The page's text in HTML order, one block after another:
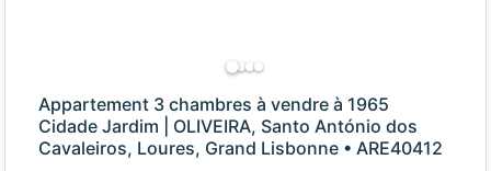
Appartement 3 chambres à vendre à 1965
Cidade Jardim | OLIVEIRA, Santo António dos
Cavaleiros, Loures, Grand Lisbonne • ARE40412